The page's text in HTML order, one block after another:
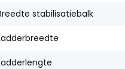
stabilisatiebalk